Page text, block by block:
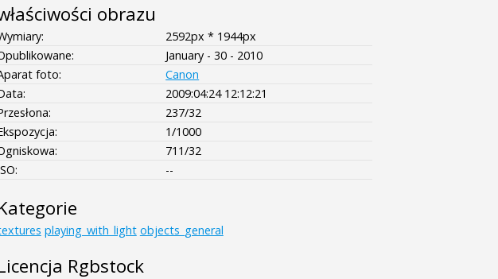
obrazu
2592px * 1944px
January - 30 - 2010
foto:
Canon
2009:04:24 12:12:21
237/32
1/1000
711/32
--
playing_with_light objects_general
Rgbstock